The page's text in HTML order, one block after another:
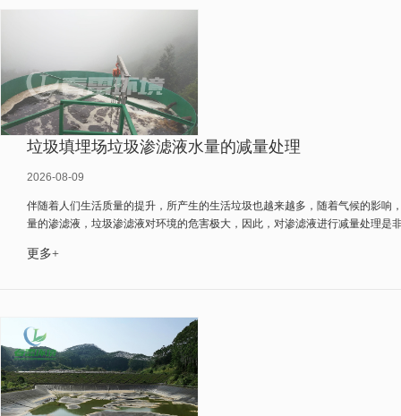
垃圾填埋场垃圾渗滤液水量的减量处理
2026-08-09
伴随着人们生活质量的提升，所产生的生活垃圾也越来越多，随着气候的影
量的渗滤液，垃圾渗滤液对环境的危害极大，因此，对渗滤液进行减量处理是
更多+